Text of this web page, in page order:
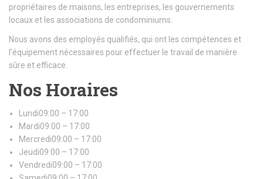
propriétaires de maisons, les entreprises, les gouvernements
locaux et les associations de condominiums.
Nous avons des employés qualifiés, qui ont les compétences et
l’équipement nécessaires pour effectuer le travail de manière
sûre et efficace.
Nos Horaires
Lundi09:00 – 17:00
Mardi09:00 – 17:00
Mercredi09:00 – 17:00
Jeudi09:00 – 17:00
Vendredi09:00 – 17:00